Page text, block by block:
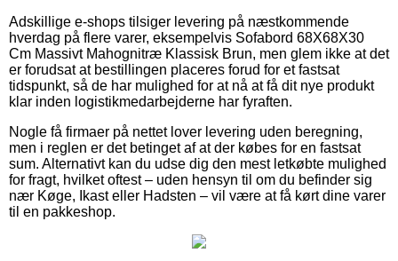
Adskillige e-shops tilsiger levering på næstkommende
hverdag på flere varer, eksempelvis Sofabord 68X68X30
Cm Massivt Mahognitræ Klassisk Brun, men glem ikke at det
er forudsat at bestillingen placeres forud for et fastsat
tidspunkt, så de har mulighed for at nå at få dit nye produkt
klar inden logistikmedarbejderne har fyraften.
Nogle få firmaer på nettet lover levering uden beregning,
men i reglen er det betinget af at der købes for en fastsat
sum. Alternativt kan du udse dig den mest letkøbte mulighed
for fragt, hvilket oftest – uden hensyn til om du befinder sig
nær Køge, Ikast eller Hadsten – vil være at få kørt dine varer
til en pakkeshop.